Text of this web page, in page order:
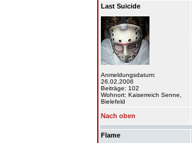
Last Suicide
Anmeldungsdatum:
26.02.2006
Beiträge: 102
Wohnort: Kaiserreich Senne,
Bielefeld
Nach oben
Flame